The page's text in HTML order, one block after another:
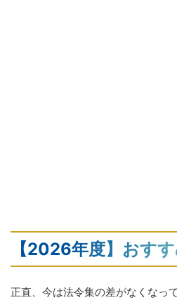
【2026年度】おす
正直、今は法令集の差がなくなっ